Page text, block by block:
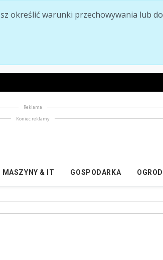
określić warunki przechowywania lub
Reklama
Koniec reklamy
MASZYNY & IT GOSPODARKA